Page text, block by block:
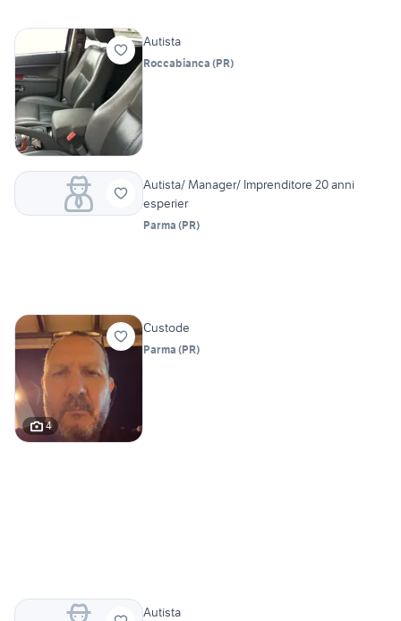
Autista
Roccabianca (PR)
Autista/ Manager/ Imprenditore 20 anni
esperier
Parma (PR)
4
Custode
Parma (PR)
Autista